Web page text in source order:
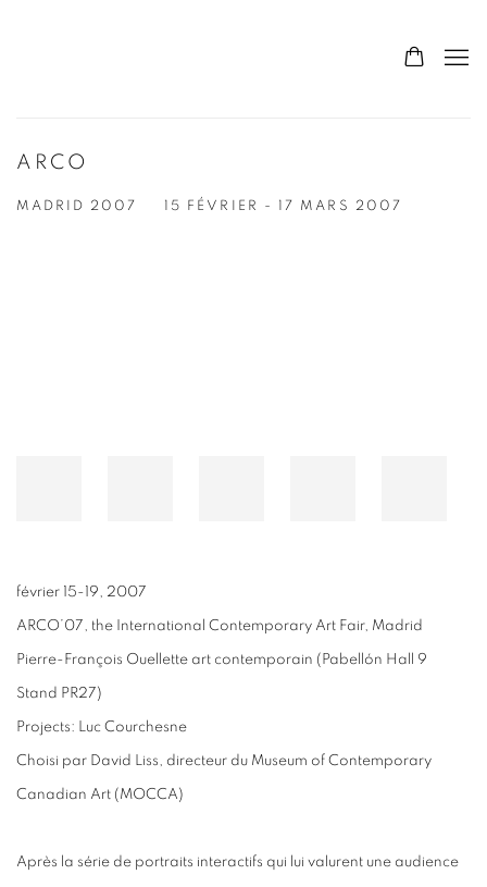
ARCO
MADRID 2007 15 FÉVRIER - 17 MARS 2007
février 15-19, 2007
ARCO’07, the International Contemporary Art Fair, Madrid
Pierre-François Ouellette art contemporain (Pabellón Hall 9
Stand PR27)
Projects: Luc Courchesne
Choisi par David Liss, directeur du Museum of Contemporary
Canadian Art (MOCCA)
Après la série de portraits interactifs qui lui valurent une audience